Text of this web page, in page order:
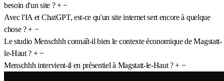
besoin d'un site ? + −
Avec l'IA et ChatGPT, est-ce qu'un site internet sert encore à quelque
chose ? + −
Le studio Menschhh connaît-il bien le contexte économique de Magstatt-
le-Haut ? + −
Menschhh intervient-il en présentiel à Magstatt-le-Haut ? + −